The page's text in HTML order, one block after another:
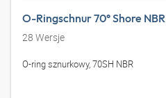
O-Ringschnur 70° Shore NBR
28 Wersje
O-ring sznurkowy, 70SH NBR